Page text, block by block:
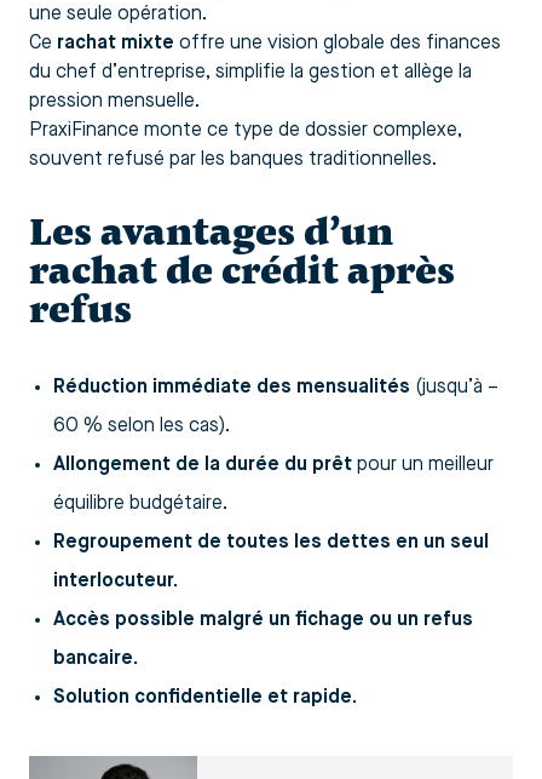
une seule opération.
Ce rachat mixte offre une vision globale des finances
du chef d’entreprise, simplifie la gestion et allège la
pression mensuelle.
PraxiFinance monte ce type de dossier complexe,
souvent refusé par les banques traditionnelles.
Les avantages d’un
rachat de crédit après
refus
Réduction immédiate des mensualités (jusqu’à –
60 % selon les cas).
Allongement de la durée du prêt pour un meilleur
équilibre budgétaire.
Regroupement de toutes les dettes en un seul
interlocuteur.
Accès possible malgré un fichage ou un refus
bancaire.
Solution confidentielle et rapide.